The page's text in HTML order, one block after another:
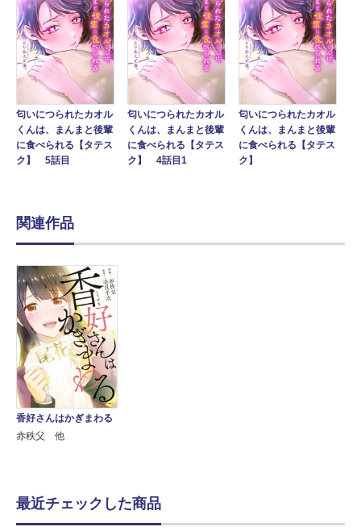
匂いにつられたカオル
くんは、まんまと後輩
に食べられる【タテス
ク】 5話目
匂いにつられたカオル
くんは、まんまと後輩
に食べられる【タテス
ク】 4話目1
匂いにつられたカオル
くんは、まんまと後輩
に食べられる【タテス
ク】
関連作品
香好さんはかぎまわる
赤秩父 他
最近チェックした商品